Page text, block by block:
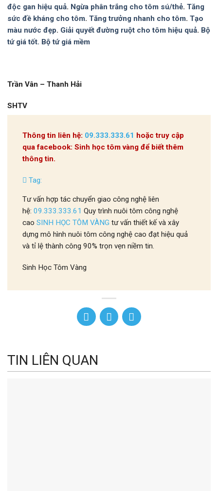
độc gan hiệu quả. Ngừa phân trắng cho tôm sú/thẻ. Tăng
sức đề kháng cho tôm. Tăng trưởng nhanh cho tôm. Tạo
màu nước đẹp. Giải quyết đường ruột cho tôm hiệu quả. Bộ
tứ giá tốt. Bộ tứ giá mềm
Trần Vân – Thanh Hải
SHTV
Thông tin liên hệ: 09.333.333.61 hoặc truy cập
qua facebook: Sinh học tôm vàng để biết thêm
thông tin.
Tag:
Tư vấn hợp tác chuyển giao công nghệ liên
hệ: 09.333.333.61 Quy trình nuôi tôm công nghệ
cao SINH HỌC TÔM VÀNG tư vấn thiết kế và xây
dựng mô hình nuôi tôm công nghệ cao đạt hiệu quả
và tỉ lệ thành công 90% trọn vẹn niềm tin.
Sinh Học Tôm Vàng
TIN LIÊN QUAN